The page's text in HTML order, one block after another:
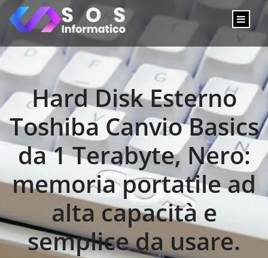
Hard Disk Esterno
Toshiba Canvio Basics
da 1 Terabyte, Nero:
memoria portatile ad
alta capacità e
semplice da usare.